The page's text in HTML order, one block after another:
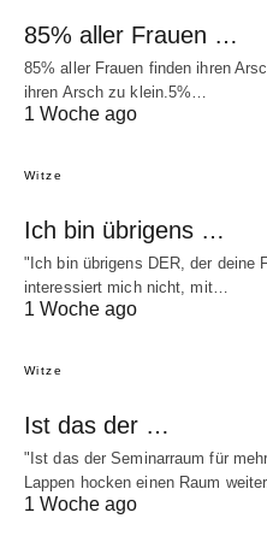
85% aller Frauen …
85% aller Frauen finden ihren
ihren Arsch zu klein.5%…
1 Woche ago
Witze
Ich bin übrigens …
"Ich bin übrigens DER, der deine
interessiert mich nicht, mit…
1 Woche ago
Witze
Ist das der …
"Ist das der Seminarraum für
Lappen hocken einen Raum
1 Woche ago